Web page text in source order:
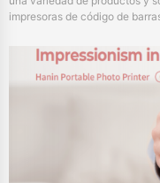
impresoras de código de
más simple y hacer que la
iniciativas nacionales y la
Ciudad.